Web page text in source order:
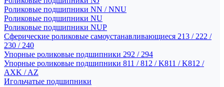
Роликовые подшипники NN / NNU
Роликовые подшипники NU
Роликовые подшипники NUP
Сферические роликовые самоустанавливающиеся 213 / 222 /
230 / 240
Упорные роликовые подшипники 292 / 294
Упорные роликовые подшипники 811 / 812 / K811 / K812 /
AXK / AZ
Игольчатые подшипники